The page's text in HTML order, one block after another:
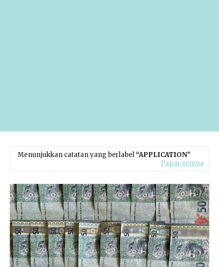
Menunjukkan catatan yang berlabel APPLICATION
Papar semua